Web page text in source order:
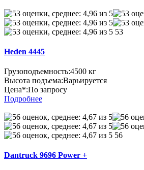
53
Heden 4445
Грузоподъемность:4500 кг
Высота подъема:Варьируется
Цена*:По запросу
Подробнее
56
Dantruck 9696 Power +